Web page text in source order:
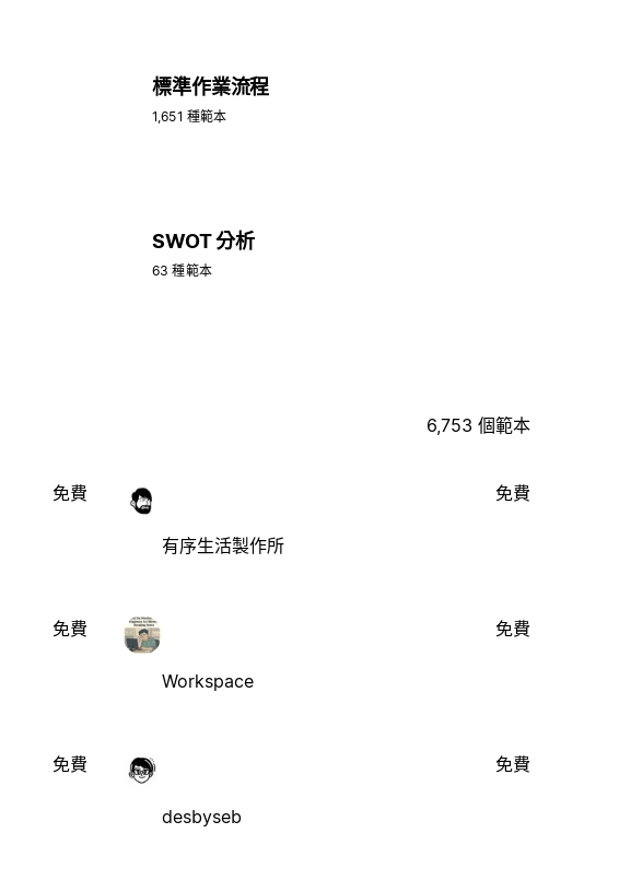
標準作業流程
1,651 種範本
SWOT 分析
63 種範本
6,753 個範本
免費
有序生活製作所
免費
免費
Workspace
免費
免費
desbyseb
免費